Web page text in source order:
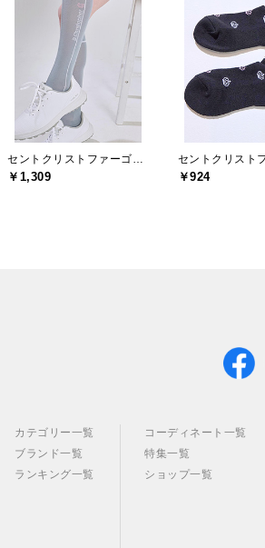
￥1,309 ￥924
カテゴリー一覧
ブランド一覧
ランキング一覧
コーディネート一覧
特集一覧
ショップ一覧